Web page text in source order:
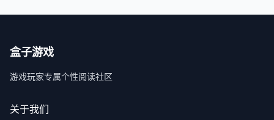
盒子游戏
游戏玩家专属个性阅读社区
关于我们